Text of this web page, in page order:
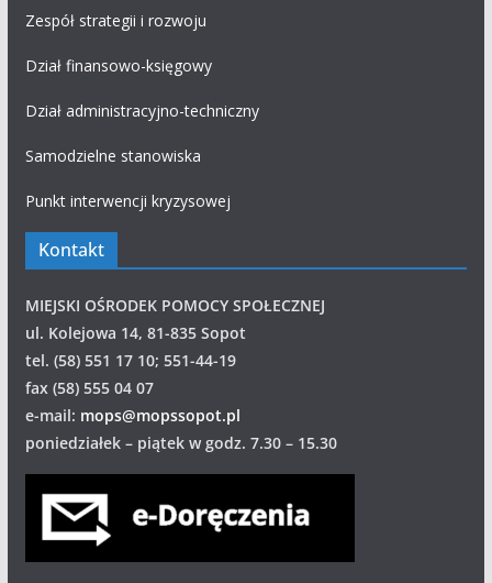
Zespół strategii i rozwoju
Dział finansowo-księgowy
Dział administracyjno-techniczny
Samodzielne stanowiska
Punkt interwencji kryzysowej
Kontakt
MIEJSKI OŚRODEK POMOCY SPOŁECZNEJ
ul. Kolejowa 14, 81-835 Sopot
tel. (58) 551 17 10; 551-44-19
fax (58) 555 04 07
e-mail: mops@mopssopot.pl
poniedziałek – piątek w godz. 7.30 – 15.30